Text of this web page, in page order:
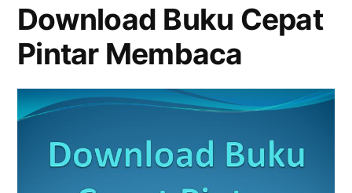
Download Buku Cepat
Pintar Membaca